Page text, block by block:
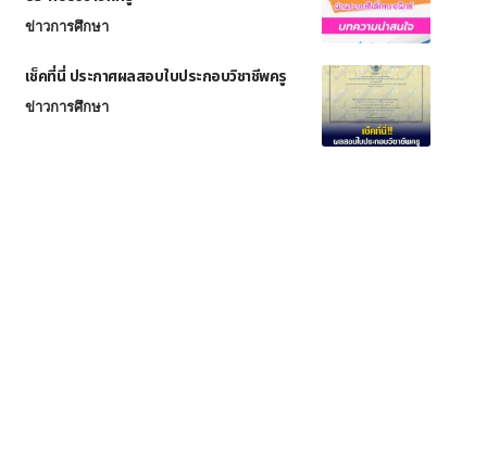
ข่าวการศึกษา
เช็คที่นี่ ประกาศผลสอบใบประกอบวิชาชีพครู
ข่าวการศึกษา